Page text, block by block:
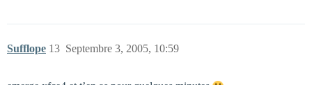
Sufflope Septembre 3, 2005, 10:59
13